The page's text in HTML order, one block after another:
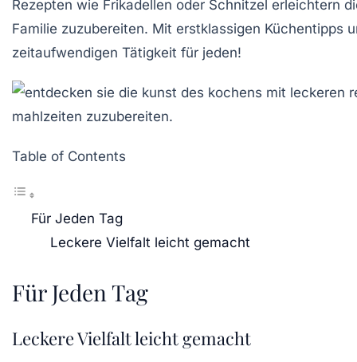
Rezepten wie Frikadellen oder Schnitzel erleichtern
Familie zuzubereiten. Mit erstklassigen Küchentipps
zeitaufwendigen Tätigkeit für jeden!
Table of Contents
Für Jeden Tag
Leckere Vielfalt leicht gemacht
Für Jeden Tag
Leckere Vielfalt leicht gemacht